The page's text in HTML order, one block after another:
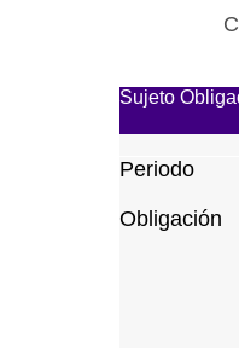
Sujeto
Periodo
Obligación